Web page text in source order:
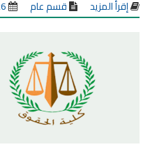
إقرأ المزيد قسم عام